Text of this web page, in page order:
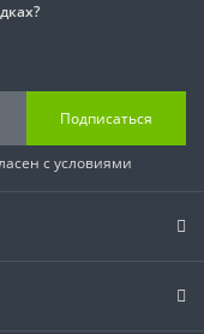
Подписаться
с условиями